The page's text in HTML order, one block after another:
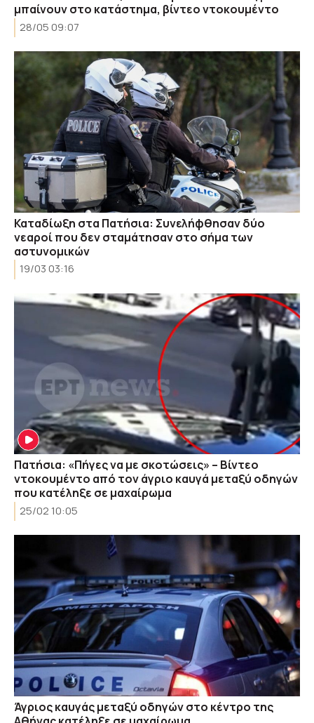
μπαίνουν στο κατάστημα, βίντεο ντοκουμέντο
28/05 09:07
Καταδίωξη στα Πατήσια: Συνελήφθησαν δύο
νεαροί που δεν σταμάτησαν στο σήμα των
αστυνομικών
19/03 03:16
Πατήσια: «Πήγες να με σκοτώσεις» – Βίντεο
ντοκουμέντο από τον άγριο καυγά μεταξύ οδηγών
που κατέληξε σε μαχαίρωμα
25/02 10:05
Άγριος καυγάς μεταξύ οδηγών στο κέντρο της